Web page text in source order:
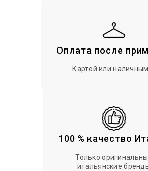
Оплата после
Картой или
100 % качество
Только
итальянские